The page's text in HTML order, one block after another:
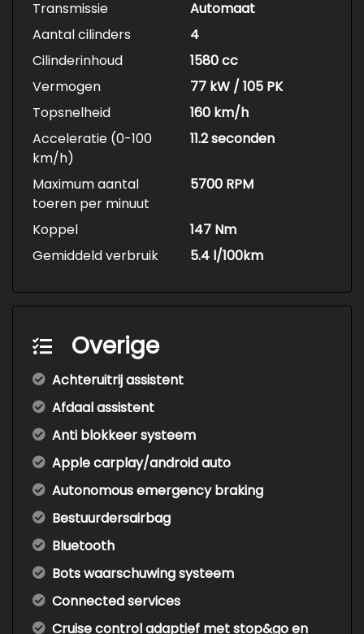
Transmissie
Automaat
Aantal cilinders
4
Cilinderinhoud
1580 cc
Vermogen
77 kW / 105 PK
Topsnelheid
160 km/h
Acceleratie (0-100
km/h)
11.2 seconden
Maximum aantal
toeren per minuut
5700 RPM
Koppel
147 Nm
Gemiddeld verbruik
5.4 l/100km
Overige
Achteruitrij assistent
Afdaal assistent
Anti blokkeer systeem
Apple carplay/android auto
Autonomous emergency braking
Bestuurdersairbag
Bluetooth
Bots waarschuwing systeem
Connected services
Cruise control adaptief met stop&go en